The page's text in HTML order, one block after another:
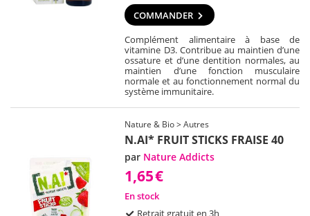
COMMANDER
Complément alimentaire à base de
vitamine D3. Contribue au maintien d’une
ossature et d’une dentition normales, au
maintien d’une fonction musculaire
normale et au fonctionnement normal du
système immunitaire.
Nature & Bio > Autres
N.AI* FRUIT STICKS FRAISE 40
par Nature Addicts
1,65€
En stock
Retrait gratuit en 3h